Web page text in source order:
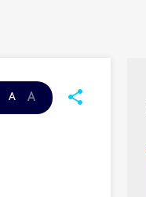
A A share